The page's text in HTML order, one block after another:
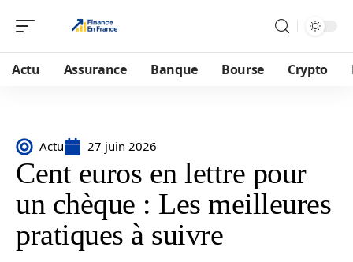
Actu Assurance Banque Bourse Crypto
Actu 27 juin 2026
Cent euros en lettre pour
un chèque : Les meilleures
pratiques à suivre